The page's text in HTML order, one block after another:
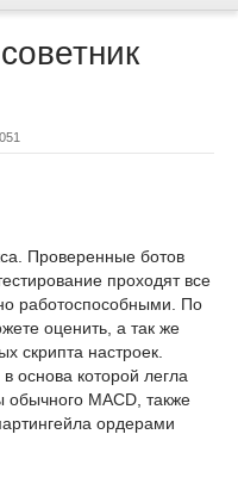
Проверенные ботов
проходят все
работоспособными. По
оценить, а так же
скрипта настроек.
основа которой легла
обычного MACD, также
ордерами